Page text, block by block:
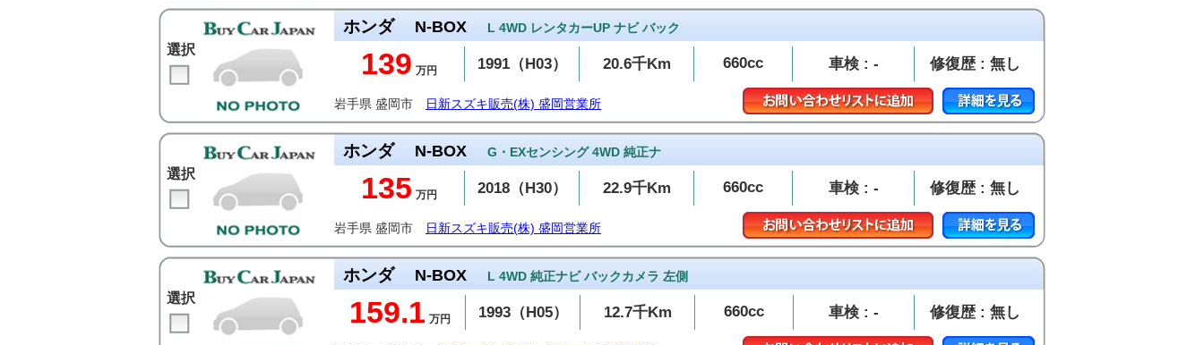
選択
ホンダ N-BOX L 4WD レンタカーUP ナビ バック
139 万円 1991（H03） 20.6千Km 660cc 車検 : - 修復歴 : 無し
岩手県 盛岡市 日新スズキ販売(株) 盛岡営業所
選択
ホンダ N-BOX G・EXセンシング 4WD 純正ナ
135 万円 2018（H30） 22.9千Km 660cc 車検 : - 修復歴 : 無し
岩手県 盛岡市 日新スズキ販売(株) 盛岡営業所
選択
ホンダ N-BOX L 4WD 純正ナビ バックカメラ 左側
159.1 万円 1993（H05） 12.7千Km 660cc 車検 : - 修復歴 : 無し